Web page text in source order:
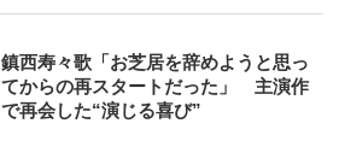
鎮西寿々歌「お芝居を辞めようと思っ
てからの再スタートだった」 主演作
で再会した“演じる喜び”